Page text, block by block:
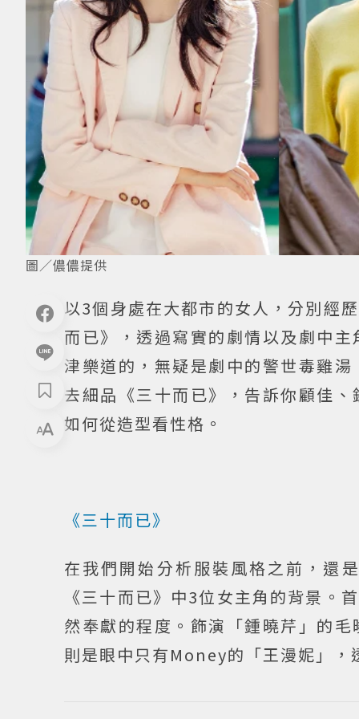
圖／儂儂提供
以3個身處在大都市的女人，分別經
而已》，透過寫實的劇情以及劇中
津樂道的，無疑是劇中的警世毒雞
去細品《三十而已》，告訴你顧佳
如何從造型看性格。
《三十而已》
在我們開始分析服裝風格之前，還
《三十而已》中3位女主角的背景。
然奉獻的程度。飾演「鍾曉芹」的
則是眼中只有Money的「王漫妮」